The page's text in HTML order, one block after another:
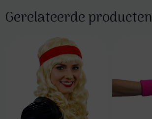
Gerelateerde producten